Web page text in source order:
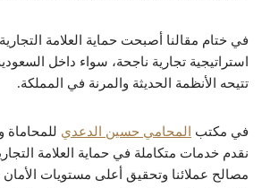
في ختام مقالنا أصبحت حماية العلامة
استراتيجية تجارية ناجحة، سواء داخل
تتيحه الأنظمة الحديثة والمرنة في المملكة.
في مكتب المحامي حسين الدعدي للمحاماة
نقدم خدمات متكاملة في حماية العلامة
مصالح عملائنا وتحقيق أعلى مستويات الأمان